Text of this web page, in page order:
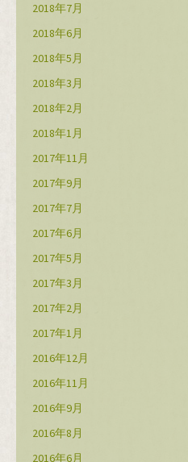
2018年7月
2018年6月
2018年5月
2018年3月
2018年2月
2018年1月
2017年11月
2017年9月
2017年7月
2017年6月
2017年5月
2017年3月
2017年2月
2017年1月
2016年12月
2016年11月
2016年9月
2016年8月
2016年6月